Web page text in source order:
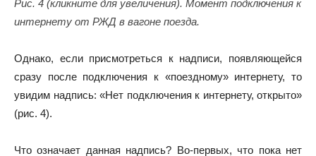
Рис. 4 (кликните для увеличения). Момент подключения к
интернету от РЖД в вагоне поезда.
Однако, если присмотреться к надписи, появляющейся
сразу после подключения к «поездному» интернету, то
увидим надпись: «Нет подключения к интернету, открыто»
(рис. 4).
Что означает данная надпись? Во-первых, что пока нет